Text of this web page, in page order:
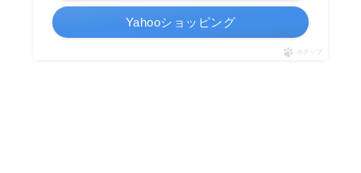
Yahooショッピング
ポチップ